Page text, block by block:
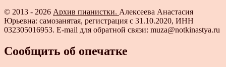
© 2013 - 2026 Архив пианистки. Алексеева Анастасия
Юрьевна: самозанятая, регистрация с 31.10.2020, ИНН
032305016953. E-mail для обратной связи: muza@notkinastya.ru
Сообщить об опечатке